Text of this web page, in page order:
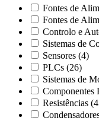
Fontes de
Fontes de
Controlo e
Sistemas de
Sensores (4)
PLCs (26)
Sistemas de
Componentes
Resistências